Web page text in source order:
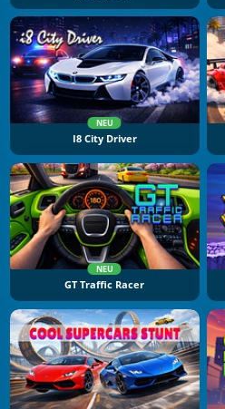
NEU
I8 City Driver
NEU
GT Traffic Racer